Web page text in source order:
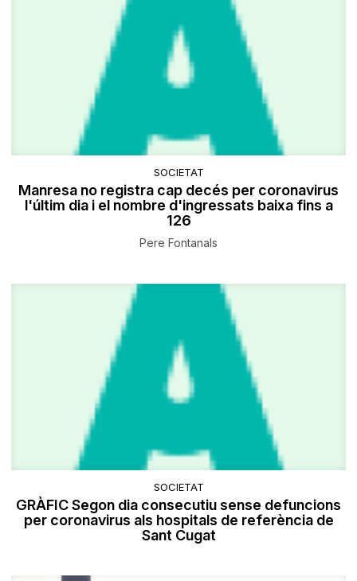
SOCIETAT
Manresa no registra cap decés per coronavirus
l'últim dia i el nombre d'ingressats baixa fins a
126
Pere Fontanals
SOCIETAT
GRÀFIC Segon dia consecutiu sense defuncions
per coronavirus als hospitals de referència de
Sant Cugat